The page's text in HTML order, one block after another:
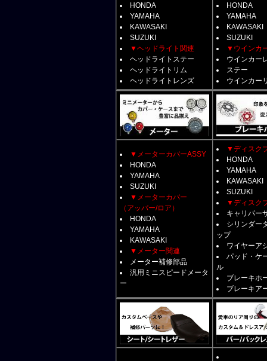
HONDA
YAMAHA
KAWASAKI
SUZUKI
▼ヘッドライト関連
ヘッドライトステー
ヘッドライトリム
ヘッドライトレンズ
HONDA
YAMAHA
KAWASAKI
SUZUKI
▼ウインカ
ウインカー
ステー
ウインカー
▼メーターカバーASSY
HONDA
YAMAHA
SUZUKI
▼メーターカバー
（アッパー/ロア）
HONDA
YAMAHA
KAWASAKI
▼メーター関連
メーター補修部品
汎用ミニスピードメータ
ー
▼ディスク
HONDA
YAMAHA
KAWASAKI
SUZUKI
▼ディスク
キャリパー
シリンダー
ップ
ワイヤーア
パッド・ケ
ル
ブレーキホ
ブレーキア